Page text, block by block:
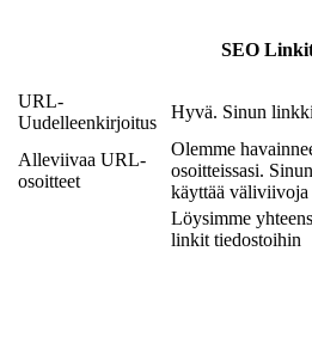
SEO
URL-
Uudelleenkirjoitus
Hyvä. Sinun
Alleviivaa URL-
osoitteet
Olemme
osoitteissasi.
käyttää
Löysimme
linkit tiedostoihin